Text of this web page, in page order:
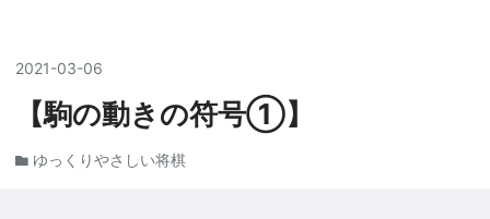
2021-03-06
【駒の動きの符号①】
ゆっくりやさしい将棋